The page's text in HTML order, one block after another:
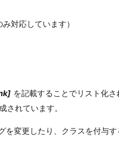
対応しています）
を記載することでリスト化さ
されています。
変更したり、クラスを付与す